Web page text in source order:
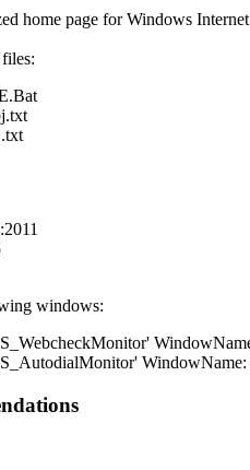
home page for Windows
windows:
WindowName: